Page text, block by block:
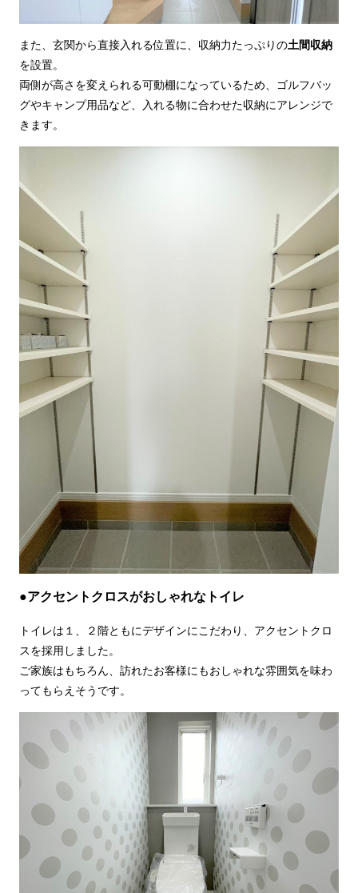
また、玄関から直接入れる位置に、収納力たっぷりの土間収納
を設置。
両側が高さを変えられる可動棚になっているため、ゴルフバッ
グやキャンプ用品など、入れる物に合わせた収納にアレンジで
きます。
●アクセントクロスがおしゃれなトイレ
トイレは１、２階ともにデザインにこだわり、アクセントクロ
スを採用しました。
ご家族はもちろん、訪れたお客様にもおしゃれな雰囲気を味わ
ってもらえそうです。